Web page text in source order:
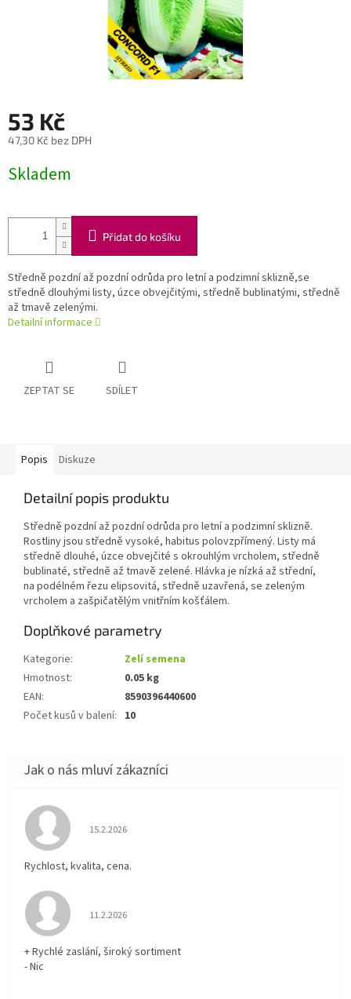
53 Kč
47,30 Kč bez DPH
cena:
Skladem
Přidat do košíku
Středně pozdní až pozdní odrůda pro letní a podzimní sklizně,se
středně dlouhými listy, úzce obvejčitými, středně bublinatými, středně
až tmavě zelenými.
Detailní informace
ZEPTAT SE SDÍLET
Popis Diskuze
Detailní popis produktu
Středně pozdní až pozdní odrůda pro letní a podzimní sklizně.
Rostliny jsou středně vysoké, habitus polovzpřímený. Listy má
středně dlouhé, úzce obvejčité s okrouhlým vrcholem, středně
bublinaté, středně až tmavě zelené. Hlávka je nízká až střední,
na podélném řezu elipsovitá, středně uzavřená, se zeleným
vrcholem a zašpičatělým vnitřním košťálem.
Doplňkové parametry
Kategorie:
Zelí semena
Hmotnost:
0.05 kg
EAN:
8590396440600
Počet kusů v balení: 10
Hodnocení obchodu je 5 z 5 hvězdiček.
15.2.2026
Rychlost, kvalita, cena.
Hodnocení obchodu je 5 z 5 hvězdiček.
11.2.2026
+ Rychlé zaslání, široký sortiment
- Nic